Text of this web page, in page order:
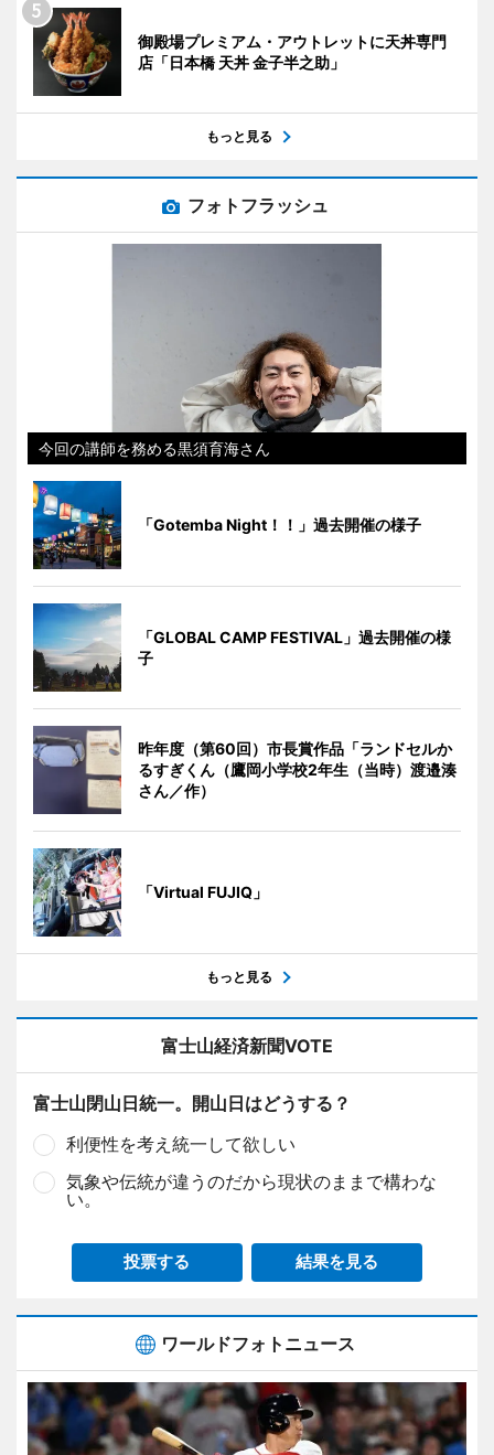
御殿場プレミアム・アウトレットに天丼専門
店「日本橋 天丼 金子半之助」
もっと見る
フォトフラッシュ
今回の講師を務める黒須育海さん
「Gotemba Night！！」過去開催の様子
「GLOBAL CAMP FESTIVAL」過去開催の様
子
昨年度（第60回）市長賞作品「ランドセルか
るすぎくん（鷹岡小学校2年生（当時）渡邉湊
さん／作）
「Virtual FUJIQ」
もっと見る
富士山経済新聞VOTE
富士山閉山日統一。開山日はどうする？
利便性を考え統一して欲しい
気象や伝統が違うのだから現状のままで構わな
い。
投票する 結果を見る
ワールドフォトニュース